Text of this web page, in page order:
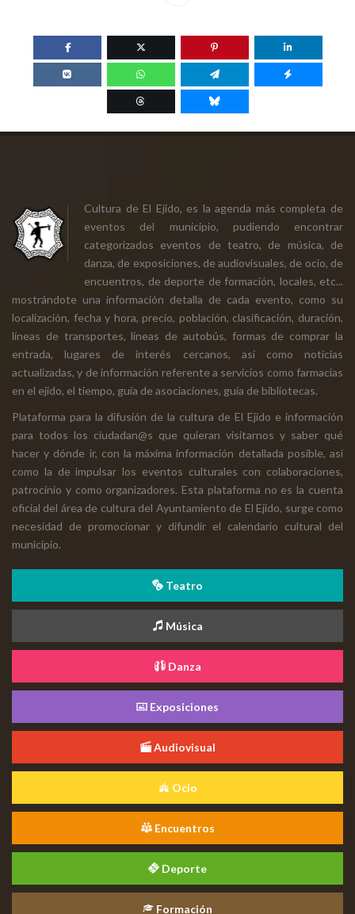
Cultura de El Ejido, es la agenda más completa de
eventos del municipio, pudiendo encontrar
categorizados eventos de teatro, de música, de
danza, de exposiciones, de audiovisuales, de ocio, de
encuentros, de deporte de formación, locales, etc...
mostrándote una información detalla de cada evento, como su
localización, fecha y hora, precio, población, clasificación, duración,
líneas de transportes, líneas de autobús, formas de comprar la
entrada, lugares de interés cercanos, así como noticias
actualizadas, y de información referente a servicios como farmacias
en el ejido, el tiempo, guía de asociaciones, guía de bibliotecas.
Plataforma para la difusión de la cultura de El Ejido e información
para todos los ciudadan@s que quieran visitarnos y saber qué
hacer y dónde ir, con la máxima información detallada posible, así
como la de impulsar los eventos culturales con colaboraciones,
patrocinio y como organizadores. Esta plataforma no es la cuenta
oficial del área de cultura del Ayuntamiento de El Ejido, surge como
necesidad de promocionar y difundir el calendario cultural del
municipio.
Teatro
Música
Danza
Exposiciones
Audiovisual
Ocio
Encuentros
Deporte
Formación